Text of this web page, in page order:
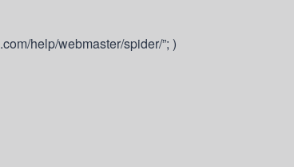
help/webmaster/spider/”; )